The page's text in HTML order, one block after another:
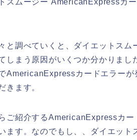
と調べていくと、ダイエットス
しまう原因がいくつか分かりま
AmericanExpressカードエラー
きます。
ご紹介するAmericanExpressカ
ます。なのでもし、、ダイエット